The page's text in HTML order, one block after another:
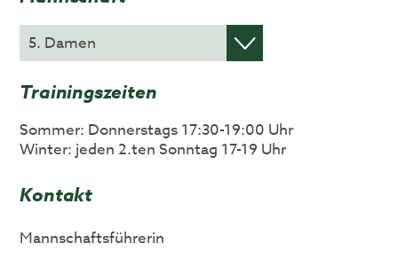
Trainingszeiten
Sommer: Donnerstags 17:30-19:00 Uhr
Winter: jeden 2.ten Sonntag 17-19 Uhr
Kontakt
Mannschaftsführerin